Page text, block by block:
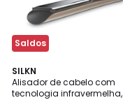
Saldos
SILKN
Alisador de cabelo com
tecnologia infravermelha,
4,9
/ 5